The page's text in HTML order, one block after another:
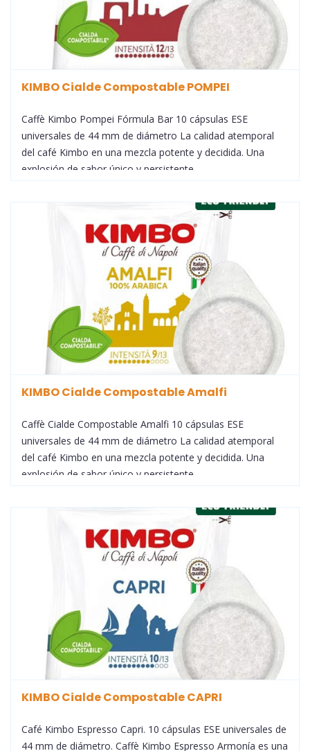
KIMBO Cialde Compostable POMPEI
Caffè Kimbo Pompei Fórmula Bar 10 cápsulas ESE
universales de 44 mm de diámetro La calidad atemporal
del café Kimbo en una mezcla potente y decidida. Una
explosión de sabor único y persistente.
KIMBO Cialde Compostable Amalfi
Caffè Cialde Compostable Amalfi 10 cápsulas ESE
universales de 44 mm de diámetro La calidad atemporal
del café Kimbo en una mezcla potente y decidida. Una
explosión de sabor único y persistente.
KIMBO Cialde Compostable CAPRI
Café Kimbo Espresso Capri. 10 cápsulas ESE universales de
44 mm de diámetro. Caffè Kimbo Espresso Armonía es una